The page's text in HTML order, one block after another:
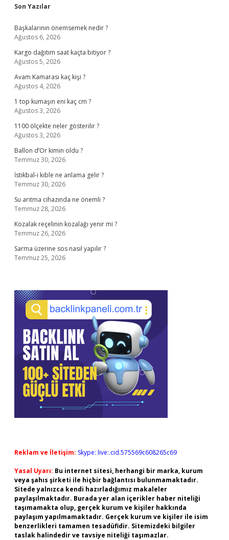
Sidebar
Son Yazılar
Başkalarının önemsemek nedir ?
Ağustos 6, 2026
Kargo dağıtım saat kaçta bitiyor ?
Ağustos 5, 2026
Avam Kamarası kaç kişi ?
Ağustos 4, 2026
1 top kumaşın eni kaç cm ?
Ağustos 3, 2026
1100 ölçekte neler gösterilir ?
Ağustos 3, 2026
Ballon d’Or kimin oldu ?
Temmuz 30, 2026
İstikbal-i kıble ne anlama gelir ?
Temmuz 30, 2026
Su arıtma cihazında ne önemli ?
Temmuz 28, 2026
Kozalak reçelinin kozalağı yenir mi ?
Temmuz 26, 2026
Sarma üzerine sos nasıl yapılır ?
Temmuz 25, 2026
Reklam ve İletişim: Skype: live:.cid.575569c608265c69
Yasal Uyarı: Bu internet sitesi, herhangi bir marka, kurum
veya şahıs şirketi ile hiçbir bağlantısı bulunmamaktadır.
Sitede yalnızca kendi hazırladığımız makaleler
paylaşılmaktadır. Burada yer alan içerikler haber niteliği
taşımamakta olup, gerçek kurum ve kişiler hakkında
paylaşım yapılmamaktadır. Gerçek kurum ve kişiler ile isim
benzerlikleri tamamen tesadüfidir. Sitemizdeki bilgiler
taslak halindedir ve tavsiye niteliği taşımazlar.